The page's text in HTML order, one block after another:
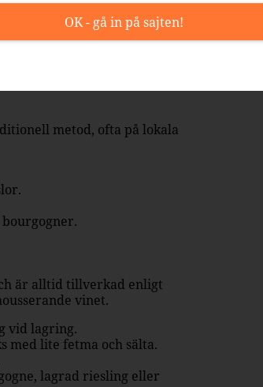
ibérico.
godello.
metod, ofta på lokala
är alltid tillverkad enligt
vinet.
vid lagring.
med lite fetma och sälta.
lagrad riesling eller
OK - gå in på sajten!